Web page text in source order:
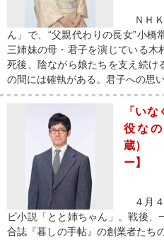
ＮＨＫ
ん」で、“父親代わりの長女”小
三姉妹の母・君子を演じている
死後、陰ながら娘たちを支え続け
の間には確執がある。君子への思
「い
役な
蔵）
ー】
４月４
ビ小説「とと姉ちゃん」。戦後
合誌『暮しの手帖』の創業者たち